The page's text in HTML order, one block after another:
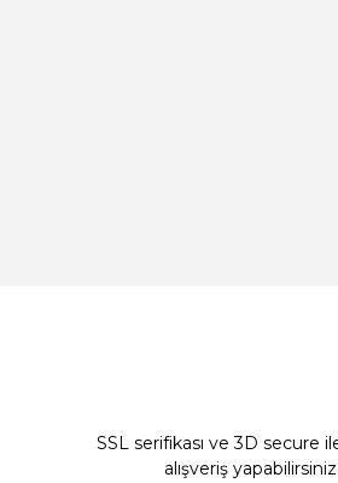
SSL serifikası ve 3D secure
alışveriş yapabilirsiniz.